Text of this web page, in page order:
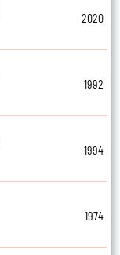
2020
1992
1994
1974